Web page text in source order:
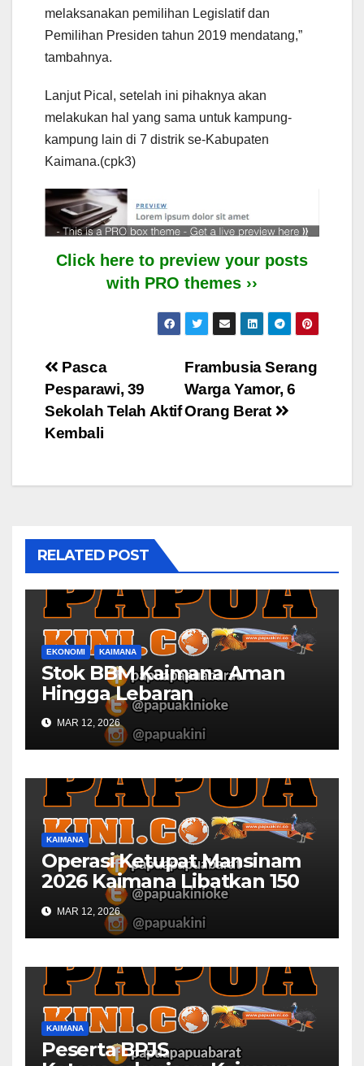
melaksanakan pemilihan Legislatif dan
Pemilihan Presiden tahun 2019 mendatang,”
tambahnya.
Lanjut Pical, setelah ini pihaknya akan
melakukan hal yang sama untuk kampung-
kampung lain di 7 distrik se-Kabupaten
Kaimana.(cpk3)
Click here to preview your posts
with PRO themes ››
Post
navigation
Frambusia Serang
Warga Yamor, 6
Orang Berat
Pasca
Pesparawi, 39
Sekolah Telah Aktif
Kembali
RELATED POST
EKONOMI KAIMANA
Stok BBM Kaimana Aman
Hingga Lebaran
MAR 12, 2026
KAIMANA
Operasi Ketupat Mansinam
2026 Kaimana Libatkan 150
Personil Gabungan
MAR 12, 2026
KAIMANA
Peserta BPJS